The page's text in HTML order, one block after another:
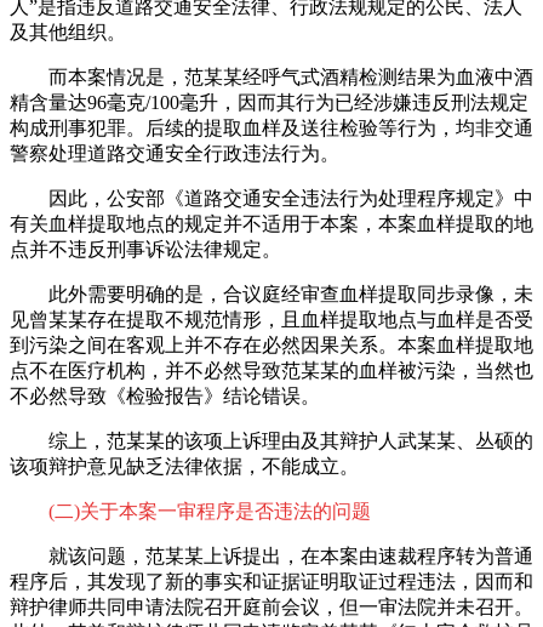
人”是指违反道路交通安全法律、行政法规规定的公民、法人
及其他组织。
而本案情况是，范某某经呼气式酒精检测结果为血液中酒
精含量达96毫克/100毫升，因而其行为已经涉嫌违反刑法规定
构成刑事犯罪。后续的提取血样及送往检验等行为，均非交通
警察处理道路交通安全行政违法行为。
因此，公安部《道路交通安全违法行为处理程序规定》中
有关血样提取地点的规定并不适用于本案，本案血样提取的地
点并不违反刑事诉讼法律规定。
此外需要明确的是，合议庭经审查血样提取同步录像，未
见曾某某存在提取不规范情形，且血样提取地点与血样是否受
到污染之间在客观上并不存在必然因果关系。本案血样提取地
点不在医疗机构，并不必然导致范某某的血样被污染，当然也
不必然导致《检验报告》结论错误。
综上，范某某的该项上诉理由及其辩护人武某某、丛硕的
该项辩护意见缺乏法律依据，不能成立。
(二)关于本案一审程序是否违法的问题
就该问题，范某某上诉提出，在本案由速裁程序转为普通
程序后，其发现了新的事实和证据证明取证过程违法，因而和
辩护律师共同申请法院召开庭前会议，但一审法院并未召开。